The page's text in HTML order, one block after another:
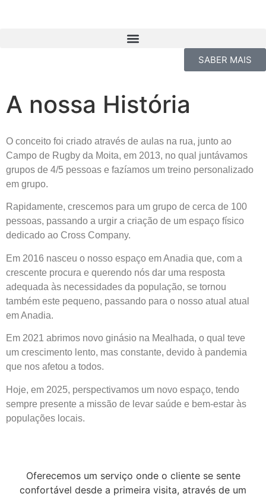
SABER MAIS
A nossa História
O conceito foi criado através de aulas na rua, junto ao
Campo de Rugby da Moita, em 2013, no qual juntávamos
grupos de 4/5 pessoas e fazíamos um treino personalizado
em grupo.
Rapidamente, crescemos para um grupo de cerca de 100
pessoas, passando a urgir a criação de um espaço físico
dedicado ao Cross Company.
Em 2016 nasceu o nosso espaço em Anadia que, com a
crescente procura e querendo nós dar uma resposta
adequada às necessidades da população, se tornou
também este pequeno, passando para o nosso atual atual
em Anadia.
Em 2021 abrimos novo ginásio na Mealhada, o qual teve
um crescimento lento, mas constante, devido à pandemia
que nos afetou a todos.
Hoje, em 2025, perspectivamos um novo espaço, tendo
sempre presente a missão de levar saúde e bem-estar às
populações locais.
Oferecemos um serviço onde o cliente se sente
confortável desde a primeira visita, através de um